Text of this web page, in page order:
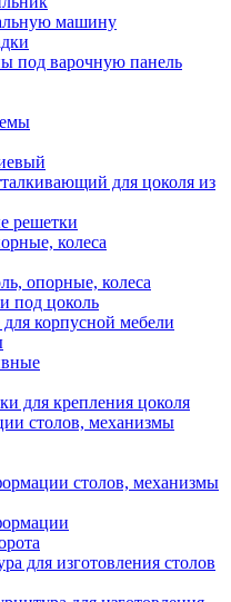
машину
под варочную панель
для цоколя из
решетки
колеса
опорные, колеса
под цоколь
корпусной мебели
для крепления цоколя
столов, механизмы
столов, механизмы
для изготовления столов